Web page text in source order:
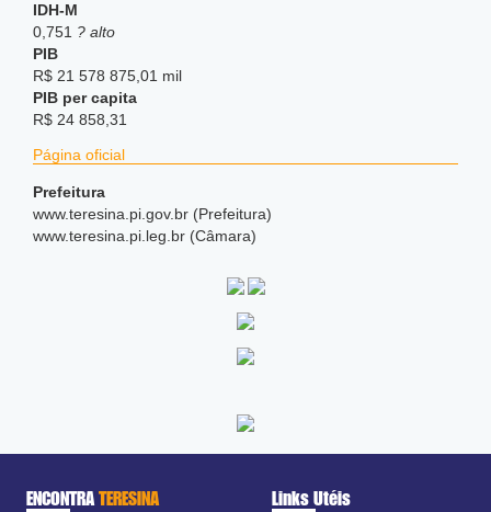
IDH-M
0,751 ? alto
PIB
R$ 21 578 875,01 mil
PIB per capita
R$ 24 858,31
Página oficial
Prefeitura
www.teresina.pi.gov.br (Prefeitura)
www.teresina.pi.leg.br (Câmara)
ENCONTRATERESINA Links Utéis